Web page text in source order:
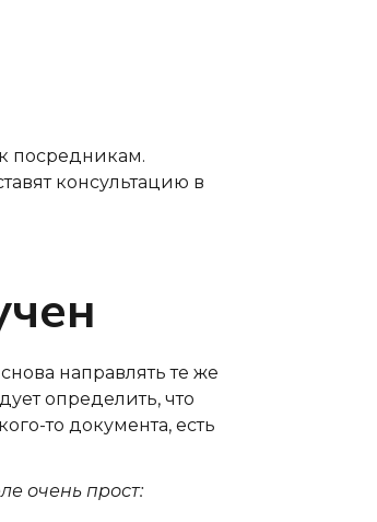
посредникам.
консультацию в
направлять те же
определить, что
то документа, есть
очень прост: